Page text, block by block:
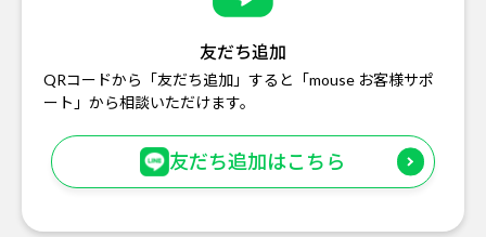
友だち追加
QRコードから「友だち追加」すると「mouse お客様サポ
ート」から相談いただけます。
友だち追加はこちら